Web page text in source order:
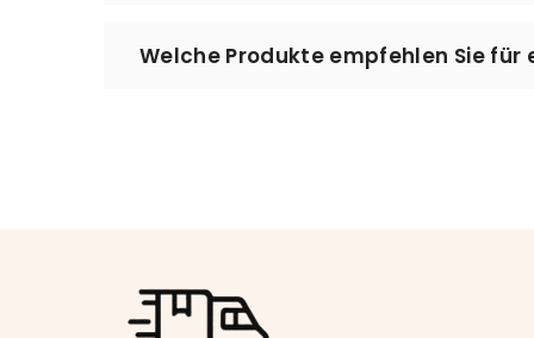
Sie können Ihre Bestellung innerhalb
Kontakt@meinleseplatz.de – wir
Welche Produkte empfehlen Sie für